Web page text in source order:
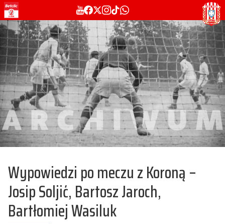
Wypowiedzi po meczu z Koroną –
Josip Soljić, Bartosz Jaroch,
Bartłomiej Wasiluk